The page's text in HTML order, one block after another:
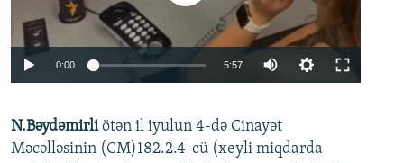
Auto 240p 360p 480p
0:00 5:57
360p
480p
N.Bəydəmirliötən il iyulun 4-də Cinayət
Məcəlləsinin (CM)182.2.4-cü (xeyli miqdarda